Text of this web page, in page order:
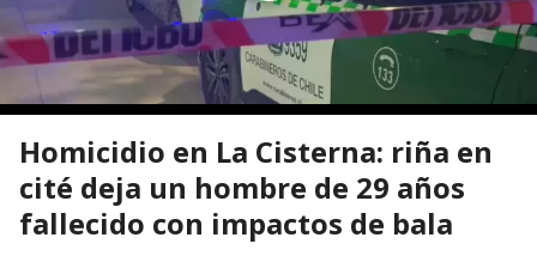
Homicidio en La Cisterna: riña en
cité deja un hombre de 29 años
fallecido con impactos de bala